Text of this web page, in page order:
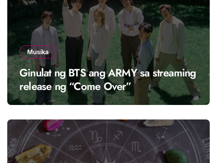
Musika
Ginulat ng BTS ang ARMY sa streaming
release ng “Come Over”